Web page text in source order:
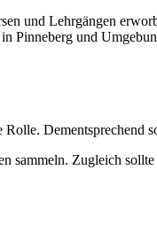
und Lehrgängen
Pinneberg und
Dementsprechend
sammeln. Zugleich